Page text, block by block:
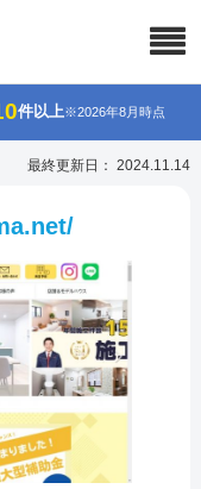
件以上※2026年8月時点
最終更新日： 2024.11.14